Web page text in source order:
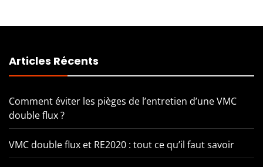
Articles Récents
Comment éviter les pièges de l’entretien d’une VMC
double flux ?
VMC double flux et RE2020 : tout ce qu’il faut savoir